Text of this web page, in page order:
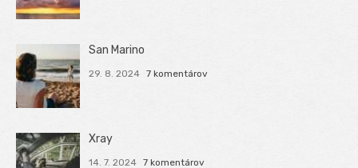
San Marino
29. 8. 2024 7 komentárov
Xray
14. 7. 2024 7 komentárov